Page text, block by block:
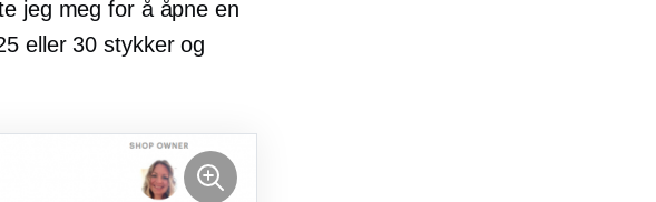
jeg meg for å åpne en
eller 30 stykker og